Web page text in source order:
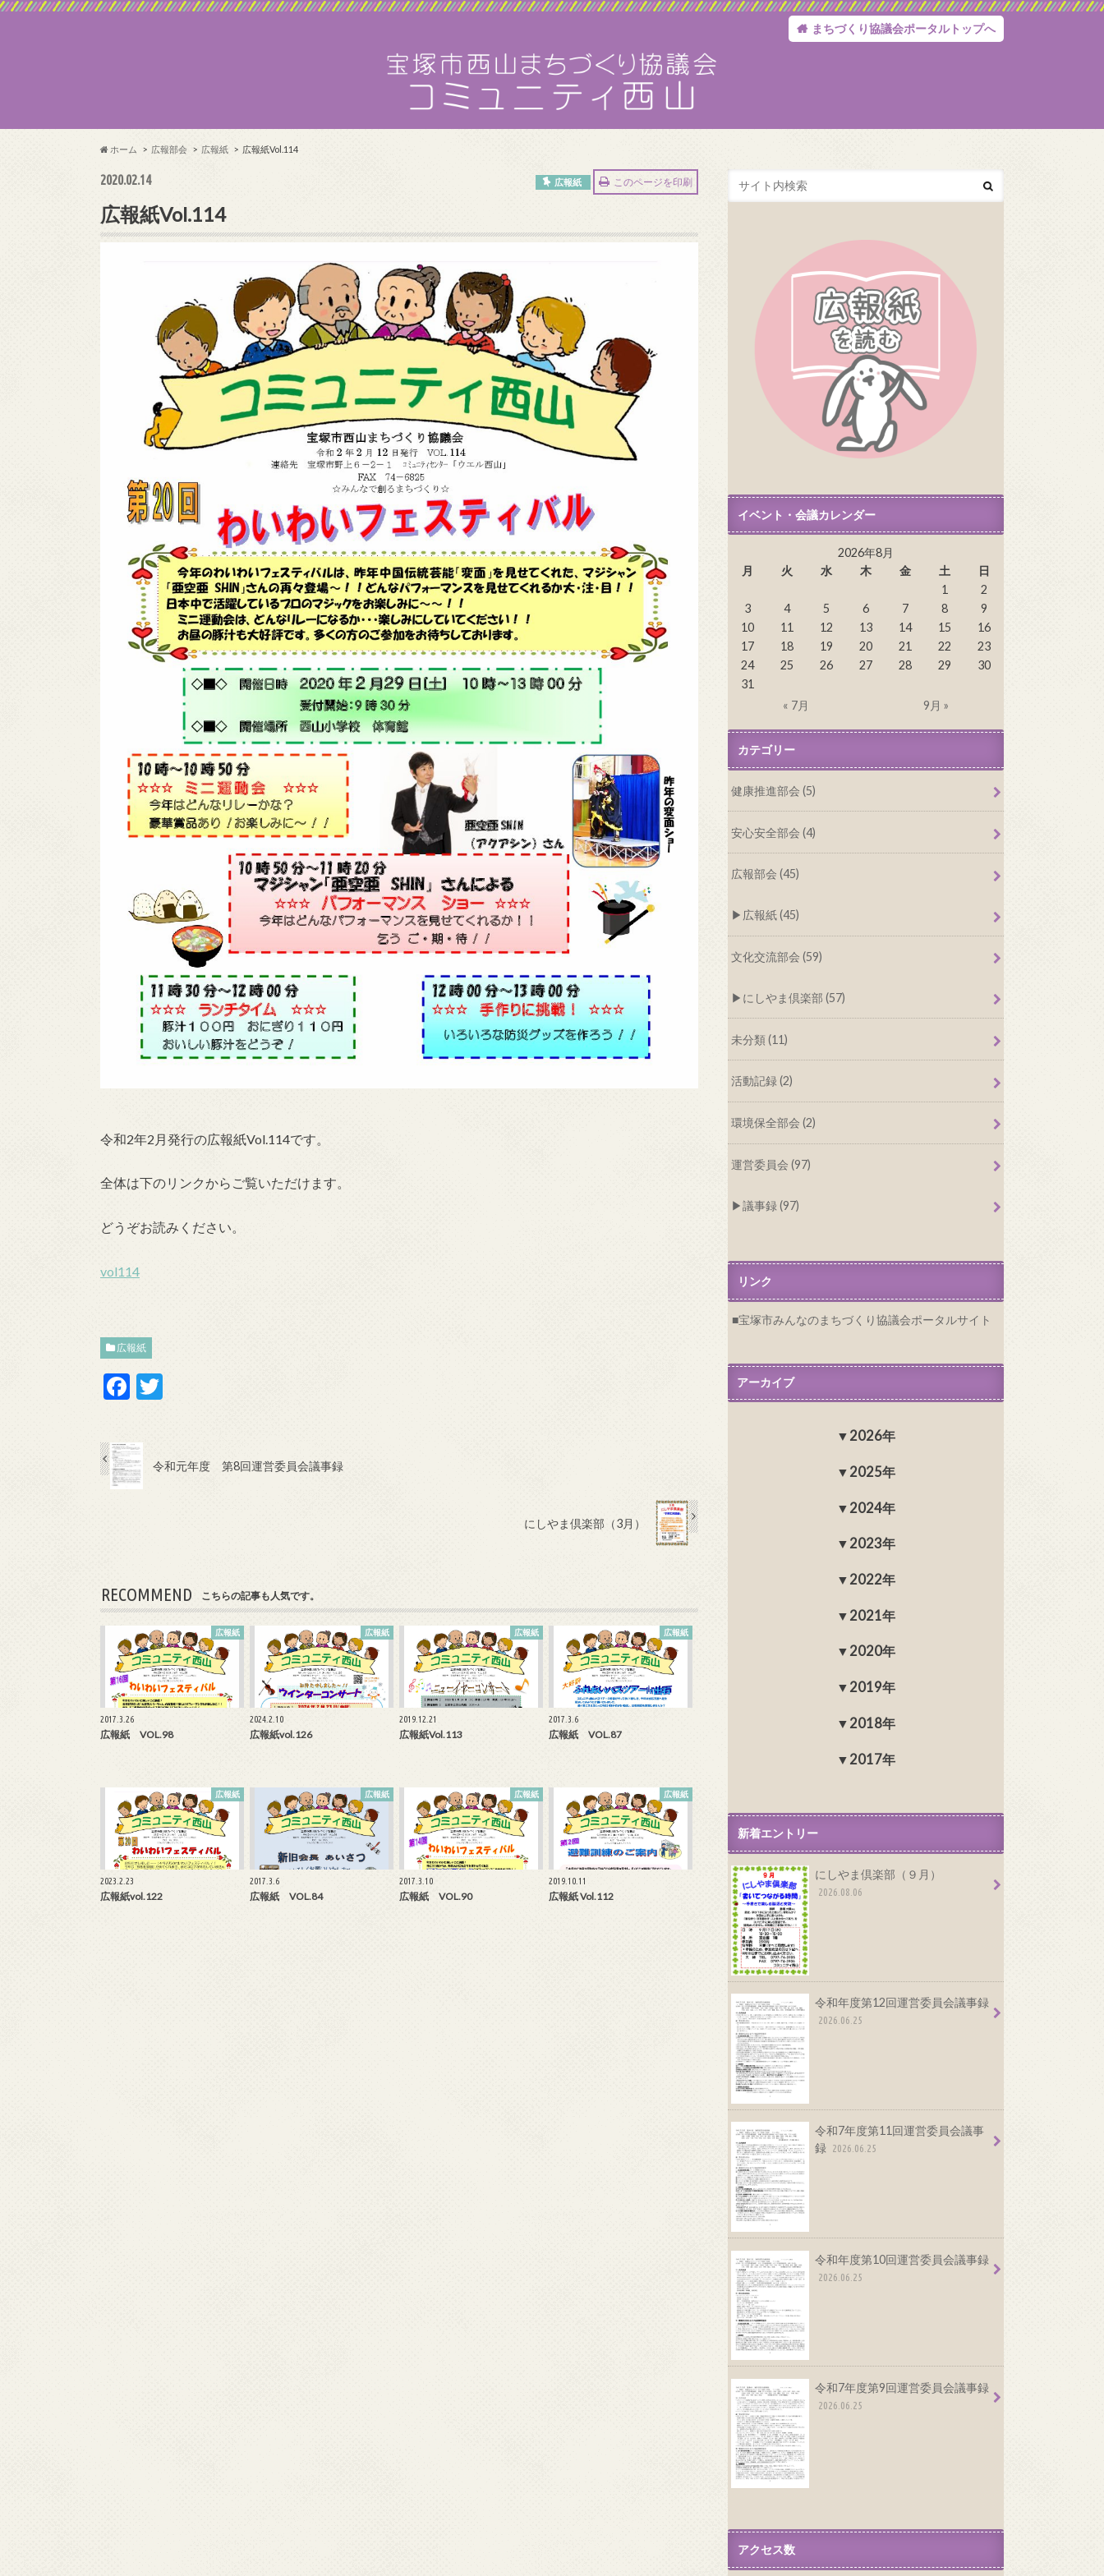
まちづくり協議会ポータルトップへ
ホーム 広報部会 広報紙 広報紙Vol.114
2020.02.14 広報紙 このページを印刷
広報紙Vol.114
令和2年2月発行の広報紙Vol.114です。
全体は下のリンクからご覧いただけます。
どうぞお読みください。
vol114
広報紙
F
e
b
o
er
令和元年度 第8回運営委員会議事録
にしやま倶楽部（3月）
RECOMMEND こちらの記事も人気です。
広報紙
2017.3.26
広報紙 VOL.98
広報紙
2024.2.10
広報紙vol.126
広報紙
2019.12.21
広報紙Vol.113
広報紙
2017.3.6
広報紙 VOL.87
広報紙
2023.2.23
広報紙vol.122
広報紙
2017.3.6
広報紙 VOL.84
広報紙
2017.3.10
広報紙 VOL.90
広報紙
2019.10.11
広報紙 Vol.112
イベント・会議カレンダー
2026年8月
月
火 水 木 金 土
日
1
2
3
4 5 6 7 8
9
10
11 12 13 14 15
16
17
18 19 20 21 22
23
24
25 26 27 28 29
30
31
« 7月
9月 »
カテゴリー
健康推進部会 (5)
安心安全部会 (4)
広報部会 (45)
広報紙 (45)
文化交流部会 (59)
にしやま倶楽部 (57)
未分類 (11)
活動記録 (2)
環境保全部会 (2)
運営委員会 (97)
議事録 (97)
リンク
宝塚市みんなのまちづくり協議会ポータルサイト
アーカイブ
2026年
2025年
2024年
2023年
2022年
2021年
2020年
2019年
2018年
2017年
新着エントリー
にしやま倶楽部（９月）
2026.08.06
令和年度第12回運営委員会議事録
2026.06.25
令和7年度第11回運営委員会議事
録 2026.06.25
令和年度第10回運営委員会議事録
2026.06.25
令和7年度第9回運営委員会議事録
2026.06.25
アクセス数